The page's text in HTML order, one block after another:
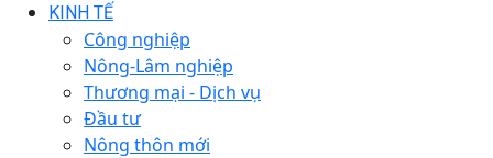
KINH TẾ
Công nghiệp
Nông-Lâm nghiệp
Thương mại - Dịch vụ
Đầu tư
Nông thôn mới